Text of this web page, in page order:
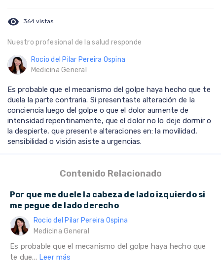
visibility 364 vistas
Nuestro profesional de la salud responde
Rocio del Pilar Pereira Ospina
Medicina General
Es probable que el mecanismo del golpe haya hecho que te
duela la parte contraria. Si presentaste alteración de la
conciencia luego del golpe o que el dolor aumente de
intensidad repentinamente, que el dolor no lo deje dormir o
la despierte, que presente alteraciones en: la movilidad,
sensibilidad o visión asiste a urgencias.
Contenido Relacionado
Por que me duele la cabeza de lado izquierdo si
me pegue de lado derecho
Rocio del Pilar Pereira Ospina
Medicina General
Es probable que el mecanismo del golpe haya hecho que
te due... Leer más